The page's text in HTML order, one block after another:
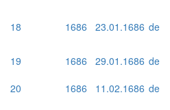
18 1686 23.01.1686 de
19 1686 29.01.1686 de
20
1686 11.02.1686 de